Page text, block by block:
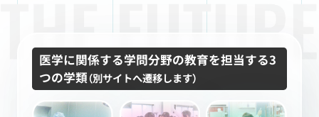
医学に関係する学問分野の教育を担当する3
つの学類（別サイトへ遷移します）